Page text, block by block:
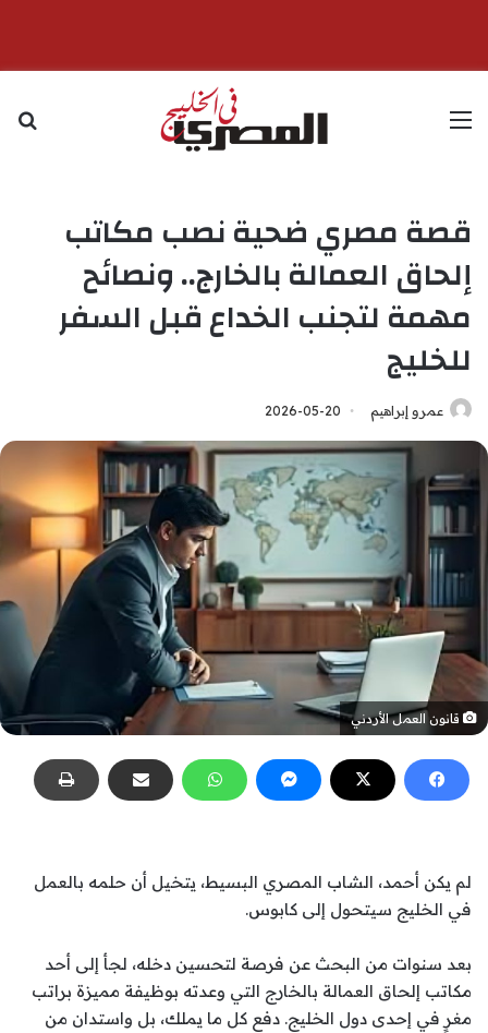
القائمة
قصة مصري ضحية نصب مكاتب
إلحاق العمالة بالخارج.. ونصائح
مهمة لتجنب الخداع قبل السفر
للخليج
عمرو إبراهيم 2026-05-20
قانون العمل الأردني
لم يكن أحمد، الشاب المصري البسيط، يتخيل أن حلمه بالعمل
في الخليج سيتحول إلى كابوس.
بعد سنوات من البحث عن فرصة لتحسين دخله، لجأ إلى أحد
مكاتب إلحاق العمالة بالخارج التي وعدته بوظيفة مميزة براتب
مغرٍ في إحدى دول الخليج. دفع كل ما يملك، بل واستدان من